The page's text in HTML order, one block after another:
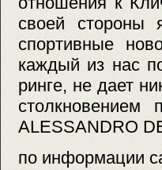
своей стороны
спортивные
каждый из нас
ринге, не дает
ALESSANDRO
по информации